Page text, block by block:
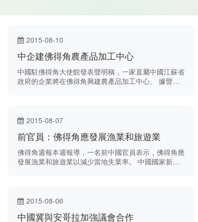
2015-08-10
中企建佛得角農產品加工中心
中國駐佛得角大使館發表聲明稱，一家直屬中國江蘇省
政府的企業將在佛得角興建農產品加工中心。 據聲
2015-08-07
前官員：佛得角應發展漁業和旅遊業
佛得角週報本週報導，一名前中國官員表示，佛得角應
發展漁業和旅遊業以減少當地失業率。 中國國家新聞
2015-08-06
中國冀與安哥拉加強議會合作